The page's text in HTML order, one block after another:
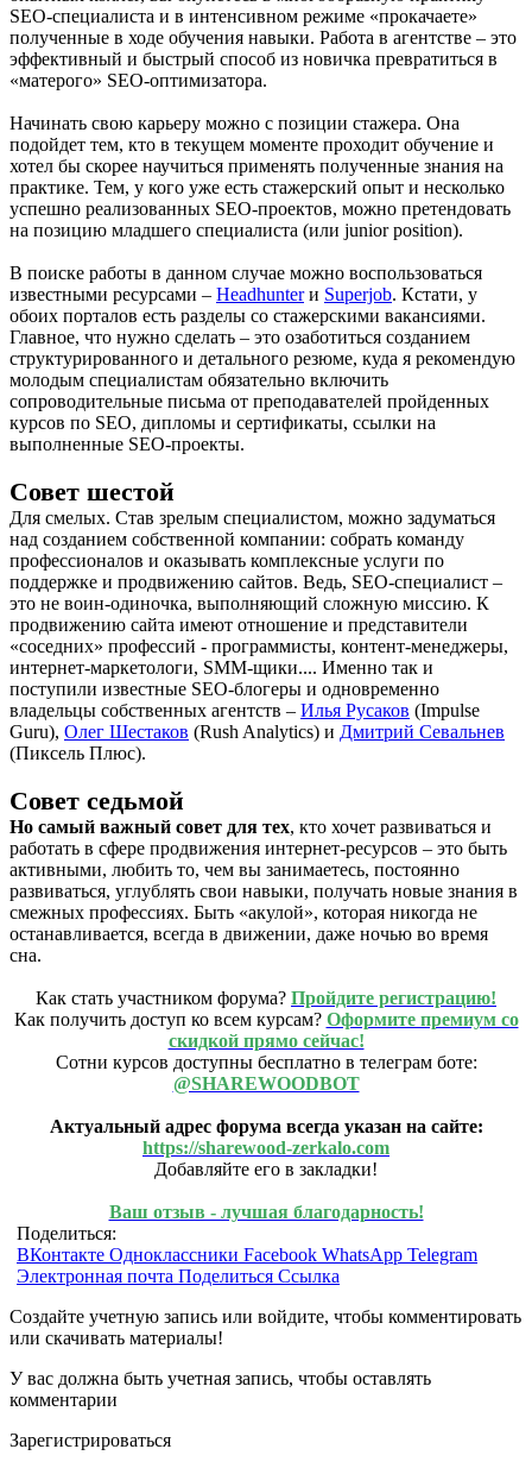
SEO-специалиста и в интенсивном режиме «прокачаете»
полученные в ходе обучения навыки. Работа в агентстве – это
эффективный и быстрый способ из новичка превратиться в
«матерого» SEO-оптимизатора.
Начинать свою карьеру можно с позиции стажера. Она
подойдет тем, кто в текущем моменте проходит обучение и
хотел бы скорее научиться применять полученные знания на
практике. Тем, у кого уже есть стажерский опыт и несколько
успешно реализованных SEO-проектов, можно претендовать
на позицию младшего специалиста (или junior position).
В поиске работы в данном случае можно воспользоваться
известными ресурсами – Headhunterи Superjob. Кстати, у
обоих порталов есть разделы со стажерскими вакансиями.
Главное, что нужно сделать – это озаботиться созданием
структурированного и детального резюме, куда я рекомендую
молодым специалистам обязательно включить
сопроводительные письма от преподавателей пройденных
курсов по SEO, дипломы и сертификаты, ссылки на
выполненные SEO-проекты.
Совет шестой
Для смелых. Став зрелым специалистом, можно задуматься
над созданием собственной компании: собрать команду
профессионалов и оказывать комплексные услуги по
поддержке и продвижению сайтов. Ведь, SEO-специалист –
это не воин-одиночка, выполняющий сложную миссию. К
продвижению сайта имеют отношение и представители
«соседних» профессий - программисты, контент-менеджеры,
интернет-маркетологи, SMM-щики.... Именно так и
поступили известные SEO-блогеры и одновременно
владельцы собственных агентств – Илья Русаков (Impulse
Guru), Олег Шестаков (Rush Analytics) и Дмитрий Севальнев
(Пиксель Плюс).
Совет седьмой
Но самый важный совет для тех, кто хочет развиваться и
работать в сфере продвижения интернет-ресурсов – это быть
активными, любить то, чем вы занимаетесь, постоянно
развиваться, углублять свои навыки, получать новые знания в
смежных профессиях. Быть «акулой», которая никогда не
останавливается, всегда в движении, даже ночью во время
сна.
Как стать участником форума? Пройдите регистрацию!
Как получить доступ ко всем курсам? Оформите премиум со
скидкой прямо сейчас!
Сотни курсов доступны бесплатно в телеграм боте:
@SHAREWOODBOT
Актуальный адрес форума всегда указан на сайте:
https://sharewood-zerkalo.com
Добавляйте его в закладки!
Ваш отзыв - лучшая благодарность!
Поделиться:
ВКонтакте Одноклассники Facebook WhatsApp Telegram
Электронная почта Поделиться Ссылка
Создайте учетную запись или войдите, чтобы комментировать
или скачивать материалы!
У вас должна быть учетная запись, чтобы оставлять
комментарии
Зарегистрироваться